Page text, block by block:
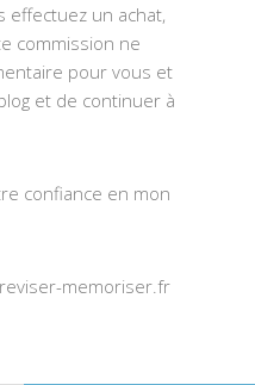
effectuez un achat,
commission ne
pour vous et
et de continuer à
confiance en mon
memoriser.fr